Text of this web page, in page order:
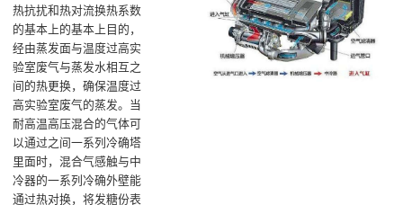
热抗扰和热对流换热系数
的基本上的基本上目的，
经由蒸发面与温度过高实
验室废气与蒸发水相互之
间的热更换，确保温度过
高实验室废气的蒸发‌。当
耐高温高压混合的气体可
以通过之间一系列冷确塔
里面时，混合气感触与中
冷器的一系列冷确外壁能
通过热对换，将发糖份表